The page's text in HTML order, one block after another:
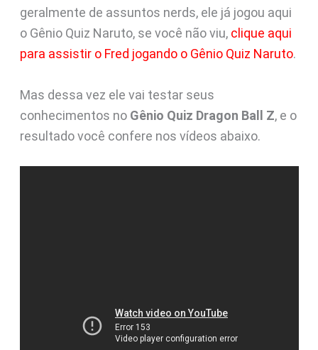
geralmente de assuntos nerds, ele já jogou aqui
o Gênio Quiz Naruto, se você não viu, clique aqui
para assistir o Fred jogando o Gênio Quiz Naruto.
Mas dessa vez ele vai testar seus
conhecimentos no Gênio Quiz Dragon Ball Z, e o
resultado você confere nos vídeos abaixo.